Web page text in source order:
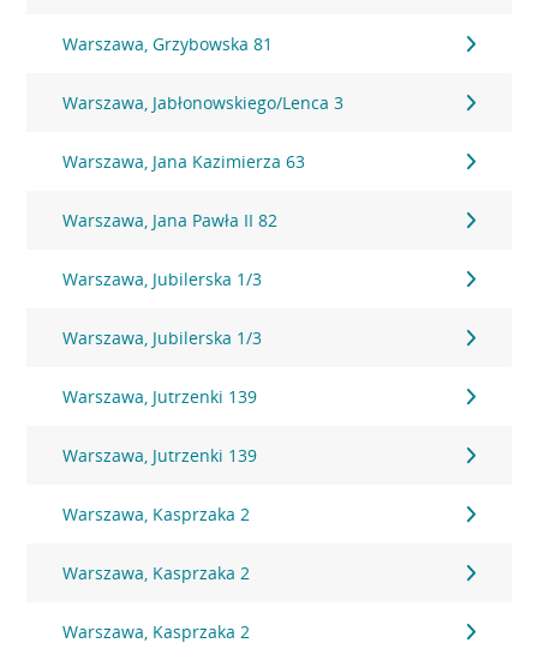
Warszawa, Grzybowska 81
Warszawa, Jabłonowskiego/Lenca 3
Warszawa, Jana Kazimierza 63
Warszawa, Jana Pawła II 82
Warszawa, Jubilerska 1/3
Warszawa, Jubilerska 1/3
Warszawa, Jutrzenki 139
Warszawa, Jutrzenki 139
Warszawa, Kasprzaka 2
Warszawa, Kasprzaka 2
Warszawa, Kasprzaka 2